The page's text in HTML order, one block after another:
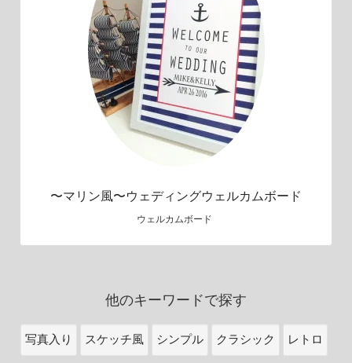
〜マリン風〜ウェディングウェルカムボード
ウェルカムボード
他のキーワードで探す
写真入り スケッチ風 シンプル クラシック レトロ